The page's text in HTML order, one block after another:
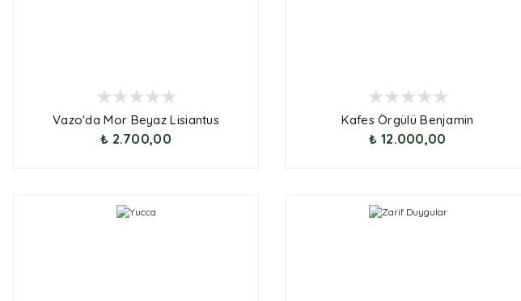
Vazo'da Mor Beyaz Lisiantus
₺ 2.700,00
Kafes Örgülü Benjamin
₺ 12.000,00